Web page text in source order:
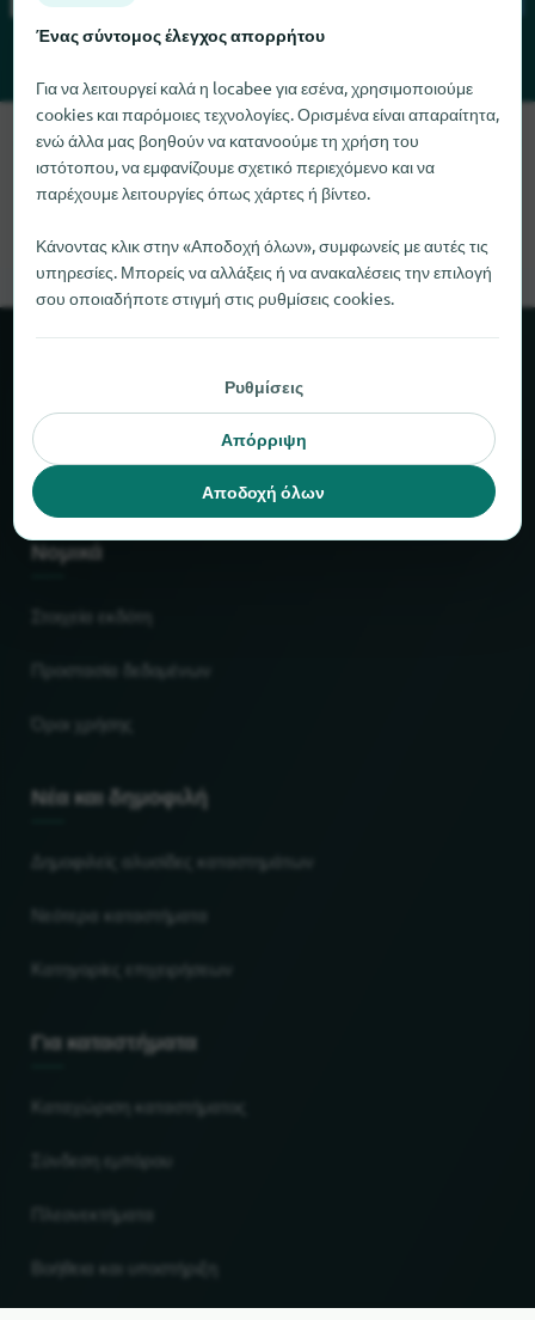
Λυπούμαστε, δεν μπορούμε να βρούμε το KMSCalifornia αυτή
τη στιγμή. Αν γνωρίζετε πού μπορείτε να βρείτε το
KMSCalifornia, θα χαρούμε πολύ αν μας ενημερώσετε.
Στοιχεία και αριθμοί
Συνεργάτες
Νομικά
Στοιχεία εκδότη
Προστασία δεδομένων
Όροι χρήσης
Νέα και δημοφιλή
Δημοφιλείς αλυσίδες καταστημάτων
Νεότερα καταστήματα
Κατηγορίες επιχειρήσεων
Για καταστήματα
Καταχώριση καταστήματος
Πλεονεκτήματα
Βοήθεια και υποστήριξη
Ένας σύντομος έλεγχος απορρήτου
Για να λειτουργεί καλά η locabee για εσένα, χρησιμοποιούμε
cookies και παρόμοιες τεχνολογίες. Ορισμένα είναι απαραίτητα,
ενώ άλλα μας βοηθούν να κατανοούμε τη χρήση του
ιστότοπου, να εμφανίζουμε σχετικό περιεχόμενο και να
παρέχουμε λειτουργίες όπως χάρτες ή βίντεο.
Κάνοντας κλικ στην «Αποδοχή όλων», συμφωνείς με αυτές τις
υπηρεσίες. Μπορείς να αλλάξεις ή να ανακαλέσεις την επιλογή
σου οποιαδήποτε στιγμή στις ρυθμίσεις cookies.
Ρυθμίσεις
Απόρριψη
Αποδοχή όλων